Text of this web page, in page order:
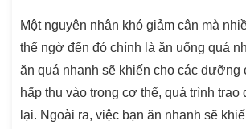
Một nguyên nhân khó giảm cân mà
thể ngờ đến đó chính là ăn uống quá
ăn quá nhanh sẽ khiến cho các dưỡng
hấp thu vào trong cơ thể, quá trình trao
lại. Ngoài ra, việc bạn ăn nhanh sẽ